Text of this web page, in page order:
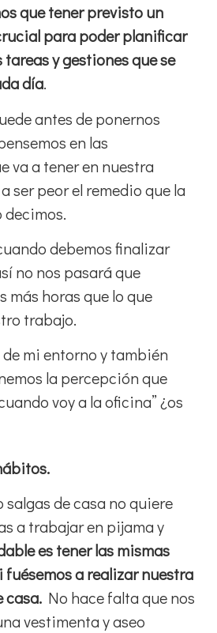
que tener previsto un
para poder planificar
y gestiones que se
día.
antes de ponernos
en las
va a tener en nuestra
ser peor el remedio que la
decimos.
debemos finalizar
no nos pasará que
más horas que lo que
trabajo.
mi entorno y también
la percepción que
voy a la oficina” ¿os
salgas de casa no quiere
a trabajar en pijama y
es tener las mismas
a realizar nuestra
casa. No hace falta que nos
vestimenta y aseo